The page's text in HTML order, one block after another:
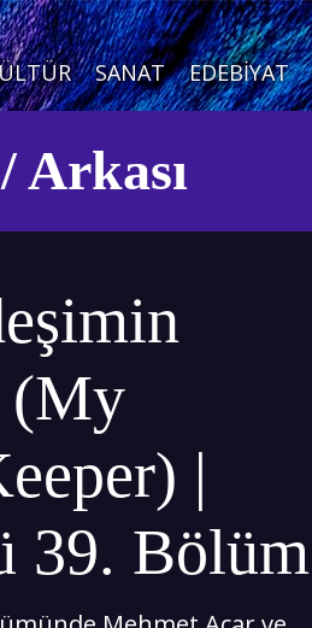
SANAT EDEBIYAT
Arkası
(My
|
39. Bölüm